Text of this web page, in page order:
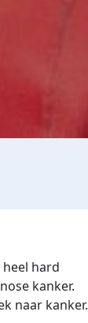
hard
kanker.
naar kanker.